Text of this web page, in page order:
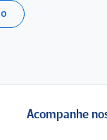
Acompanhe